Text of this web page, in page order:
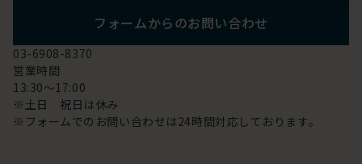
フォームからのお問い合わせ
03-6908-8370
営業時間
13:30～17:00
※土日 祝日は休み
※フォームでのお問い合わせは24時間対応しております。